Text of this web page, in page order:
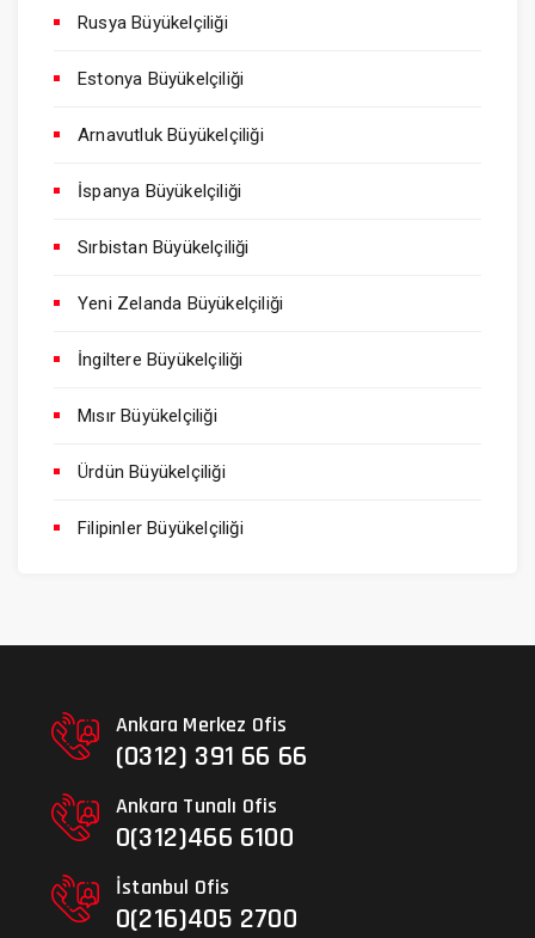
Rusya Büyükelçiliği
Estonya Büyükelçiliği
Arnavutluk Büyükelçiliği
İspanya Büyükelçiliği
Sırbistan Büyükelçiliği
Yeni Zelanda Büyükelçiliği
İngiltere Büyükelçiliği
Mısır Büyükelçiliği
Ürdün Büyükelçiliği
Filipinler Büyükelçiliği
Ankara Merkez Ofis
(0312) 391 66 66
Ankara Tunalı Ofis
0(312)466 6100
İstanbul Ofis
0(216)405 2700